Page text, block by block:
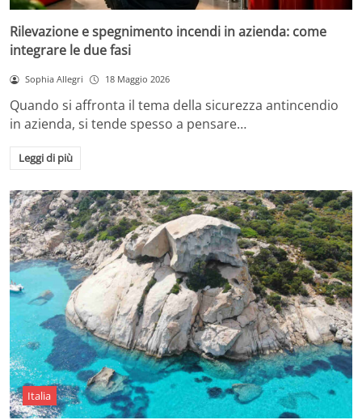
Rilevazione e spegnimento incendi in azienda: come
integrare le due fasi
Sophia Allegri 18 Maggio 2026
Quando si affronta il tema della sicurezza antincendio
in azienda, si tende spesso a pensare…
Leggi di più
Italia